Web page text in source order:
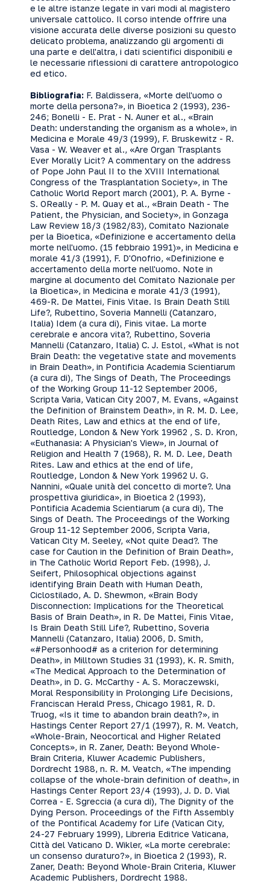
e le altre istanze legate in vari modi al magistero
universale cattolico. Il corso intende offrire una
visione accurata delle diverse posizioni su questo
delicato problema, analizzando gli argomenti di
una parte e dell'altra, i dati scientifici disponibili e
le necessarie riflessioni di carattere antropologico
ed etico.
Bibliografia: F. Baldissera, «Morte dell'uomo o
morte della persona?», in Bioetica 2 (1993), 236-
246; Bonelli - E. Prat - N. Auner et al., «Brain
Death: understanding the organism as a whole», in
Medicina e Morale 49/3 (1999), F. Bruskewitz - R.
Vasa - W. Weaver et al., «Are Organ Trasplants
Ever Morally Licit? A commentary on the address
of Pope John Paul II to the XVIII International
Congress of the Trasplantation Society», in The
Catholic World Report march (2001), P. A. Byrne -
S. OReally - P. M. Quay et al., «Brain Death - The
Patient, the Physician, and Society», in Gonzaga
Law Review 18/3 (1982/83), Comitato Nazionale
per la Bioetica, «Definizione e accertamento della
morte nell'uomo. (15 febbraio 1991)», in Medicina e
morale 41/3 (1991), F. D'Onofrio, «Definizione e
accertamento della morte nell'uomo. Note in
margine al documento del Comitato Nazionale per
la Bioetica», in Medicina e morale 41/3 (1991),
469-R. De Mattei, Finis Vitae. Is Brain Death Still
Life?, Rubettino, Soveria Mannelli (Catanzaro,
Italia) Idem (a cura di), Finis vitae. La morte
cerebrale e ancora vita?, Rubettino, Soveria
Mannelli (Catanzaro, Italia) C. J. Estol, «What is not
Brain Death: the vegetative state and movements
in Brain Death», in Pontificia Academia Scientiarum
(a cura di), The Sings of Death, The Proceedings
of the Working Group 11-12 September 2006,
Scripta Varia, Vatican City 2007, M. Evans, «Against
the Definition of Brainstem Death», in R. M. D. Lee,
Death Rites, Law and ethics at the end of life,
Routledge, London & New York 19962 , S. D. Kron,
«Euthanasia: A Physician's View», in Journal of
Religion and Health 7 (1968), R. M. D. Lee, Death
Rites. Law and ethics at the end of life,
Routledge, London & New York 19962 U. G.
Nannini, «Quale unità del concetto di morte?. Una
prospettiva giuridica», in Bioetica 2 (1993),
Pontificia Academia Scientiarum (a cura di), The
Sings of Death. The Proceedings of the Working
Group 11-12 September 2006, Scripta Varia,
Vatican City M. Seeley, «Not quite Dead?. The
case for Caution in the Definition of Brain Death»,
in The Catholic World Report Feb. (1998), J.
Seifert, Philosophical objections against
identifying Brain Death with Human Death,
Ciclostilado, A. D. Shewmon, «Brain Body
Disconnection: Implications for the Theoretical
Basis of Brain Death», in R. De Mattei, Finis Vitae,
Is Brain Death Still Life?, Rubettino, Soveria
Mannelli (Catanzaro, Italia) 2006, D. Smith,
«#Personhood# as a criterion for determining
Death», in Milltown Studies 31 (1993), K. R. Smith,
«The Medical Approach to the Determination of
Death», in D. G. McCarthy - A. S. Moraczewski,
Moral Responsibility in Prolonging Life Decisions,
Franciscan Herald Press, Chicago 1981, R. D.
Truog, «Is it time to abandon brain death?», in
Hastings Center Report 27/1 (1997), R. M. Veatch,
«Whole-Brain, Neocortical and Higher Related
Concepts», in R. Zaner, Death: Beyond Whole-
Brain Criteria, Kluwer Academic Publishers,
Dordrecht 1988, n. R. M. Veatch, «The impending
collapse of the whole-brain definition of death», in
Hastings Center Report 23/4 (1993), J. D. D. Vial
Correa - E. Sgreccia (a cura di), The Dignity of the
Dying Person. Proceedings of the Fifth Assembly
of the Pontifical Academy for Life (Vatican City,
24-27 February 1999), Libreria Editrice Vaticana,
Città del Vaticano D. Wikler, «La morte cerebrale:
un consenso duraturo?», in Bioetica 2 (1993), R.
Zaner, Death: Beyond Whole-Brain Criteria, Kluwer
Academic Publishers, Dordrecht 1988.